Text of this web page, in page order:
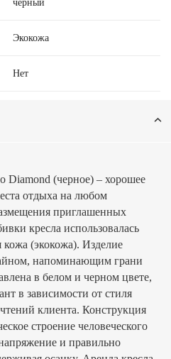
черный
Экокожа
Нет
Diamond (черное) – хорошее
отдыха на любом
приглашенных
кресла использовалась
кожа (экокожа). Изделие
напоминающим грани
в белом и черном цвете,
в зависимости от стиля
клиента. Конструкция
строение человеческого
и правильно